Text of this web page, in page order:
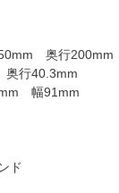
奥行200mm
行40.3mm
幅91mm
ド